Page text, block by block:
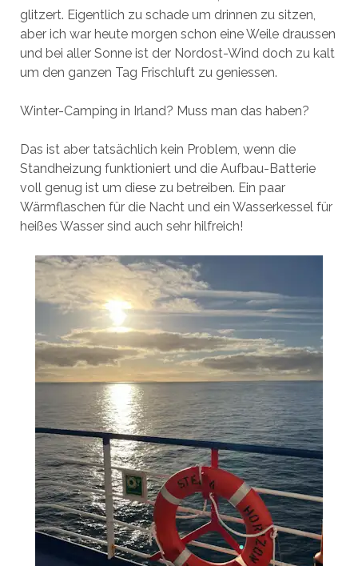
glitzert. Eigentlich zu schade um drinnen zu sitzen,
aber ich war heute morgen schon eine Weile draussen
und bei aller Sonne ist der Nordost-Wind doch zu kalt
um den ganzen Tag Frischluft zu geniessen.
Winter-Camping in Irland? Muss man das haben?
Das ist aber tatsächlich kein Problem, wenn die
Standheizung funktioniert und die Aufbau-Batterie
voll genug ist um diese zu betreiben. Ein paar
Wärmflaschen für die Nacht und ein Wasserkessel für
heißes Wasser sind auch sehr hilfreich!